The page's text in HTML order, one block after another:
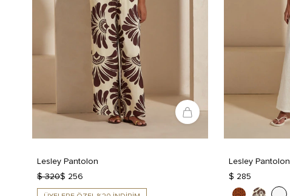
Lesley Pantolon
$ 320$ 256
Lesley Pantolon
$ 285